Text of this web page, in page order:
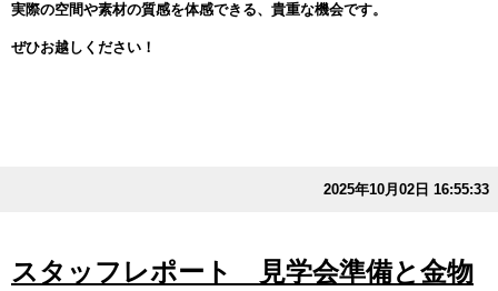
実際の空間や素材の質感を体感できる、貴重な機会です。
ぜひお越しください！
2025年10月02日 16:55:33
スタッフレポート 見学会準備と金物